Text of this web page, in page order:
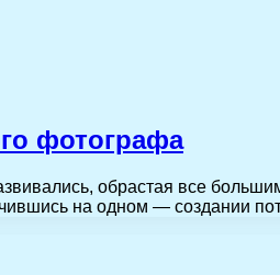
фотографа
обрастая все
на одном — создании